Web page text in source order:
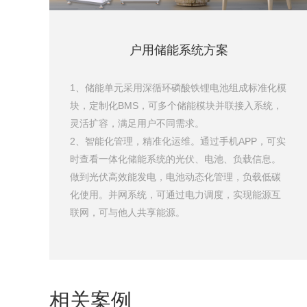
户用储能系统方案
1、储能单元采用深循环磷酸铁锂电池组成标准化模
块，定制化BMS，可多个储能模块并联接入系统，
灵活扩容，满足用户不同需求。
2、智能化管理，精准化运维。通过手机APP，可实
时查看一体化储能系统的光伏、电池、负载信息。
做到光伏高效能发电，电池动态化管理，负载低碳
化使用。并网系统，可通过电力调度，实现能源互
联网，可与他人共享能源。
相关案例